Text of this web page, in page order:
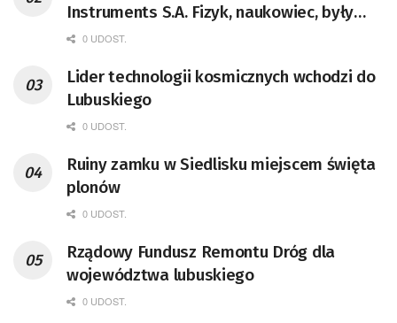
Instruments S.A. Fizyk, naukowiec, były
pracownik CERN w Genewie,
doktor habilitowany nauk fizycznych,
koordynator Rady Sektorowej ds.
Kompetencji Przemysłu Lotniczo-
Badań Kosmicznych i Satelitarnych PAN.
0 UDOST.
Lider technologii kosmicznych wchodzi do
Lubuskiego
0 UDOST.
Ruiny zamku w Siedlisku miejscem święta
plonów
0 UDOST.
Rządowy Fundusz Remontu Dróg dla
województwa lubuskiego
0 UDOST.